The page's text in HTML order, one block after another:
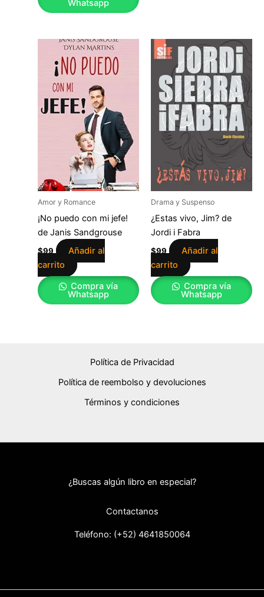
Whatsapp
Amor y Romance
¡No puedo con mi jefe!
de Janis Sandgrouse
$99
Añadir al
carrito
Compra vía
Whatsapp
Drama y Suspenso
¿Estas vivo, Jim? de
Jordi i Fabra
$99
Añadir al
carrito
Compra vía
Whatsapp
Política de Privacidad
Política de reembolso y devoluciones
Términos y condiciones
¿Buscas algún libro en especial?
Contactanos
Teléfono: (+52) 4641850064